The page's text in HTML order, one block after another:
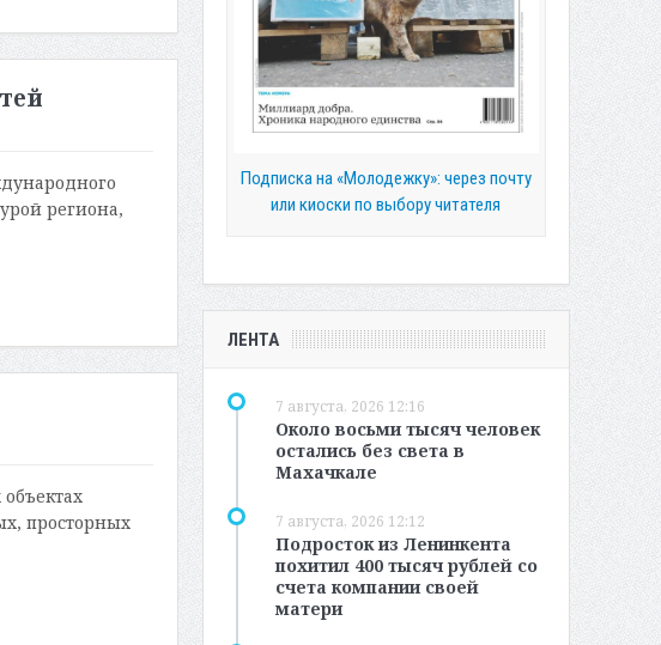
региона,
просторных
Подписка на «Молодежку»: через почту
или киоски по выбору читателя
ЛЕНТА
7 августа, 2026 12:16
Около восьми тысяч человек
остались без света в
Махачкале
7 августа, 2026 12:12
Подросток из Ленинкента
похитил 400 тысяч рублей со
счета компании своей
матери